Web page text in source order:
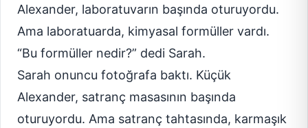
Alexander, laboratuvarın başında oturuyordu.
Ama laboratuarda, kimyasal formüller vardı.
“Bu formüller nedir?” dedi Sarah.
Sarah onuncu fotoğrafa baktı. Küçük
Alexander, satranç masasının başında
oturuyordu. Ama satranç tahtasında, karmaşık